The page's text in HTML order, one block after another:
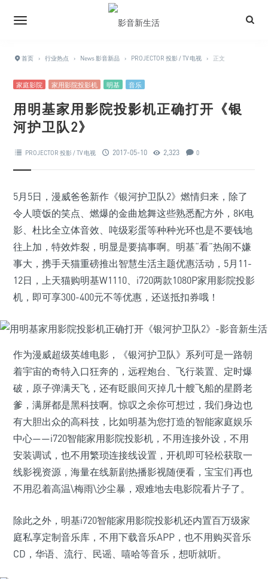
首页 › 行业热点 › News 影音新品 › PROJECTOR 投影 / TV 电视 › 正文
家庭影院 家用影院投影机 明基 音乐
用明基家用影院投影机正确打开《银
河护卫队2》
PROJECTOR 投影 / TV 电视 2017-05-10 2,323 0
5月5日，漫威爸爸新作《银河护卫队2》燃情归来，除了
令人喷饭的笑点、燃爆的金曲尬舞这些熟悉配方外，8K电
影、杜比全立体音效、吨级彩蛋等种种光环也是不要钱地
往上加，特效炸裂，明显是要搞事啊。明基“看”热闹不嫌
事大，携手天猫重磅推出智慧生活主题优惠活动，5月11-
12日，上天猫购明基W1110、i720两款1080P家用影院投影
机，即可享300-400元不等优惠，还送抵扣券哦！
作为漫威超级英雄电影，《银河护卫队》系列可是一路朝
着宇宙的奇特入口狂奔的，远程炮台、飞行装置、定时爆
破，原子弹满天飞，还有眨眼间灭掉几十艘飞船的星爵老
爹，满屏都是黑科技啊。惊叹之余你可想过，我们身边也
有大胆出众的高科技，比如明基为您打造的智能家庭娱乐
中心——i720智能家用影院投影机，不用连接外设，不用
安装调试，也不用繁琐连接线设置，开机即可轻松获取一
线影视资源，海量在线新剧热播影视随便看，宝宝们再也
不用忍着高温\梅雨\沙尘暴，艰难地去电影院看片子了。
除此之外，明基i720智能家用影院投影机还内置百万级家
庭私享定制音乐库，不用下载音乐APP，也不用购买音乐
CD，华语、流行、民谣、嘻哈等音乐，想听就听。